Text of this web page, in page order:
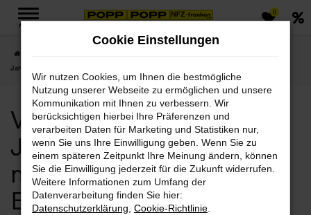
Zum
MENÜ
0
Jahreswagen Angebote mit Lieferservice nach Erfurt
Volvo Erfurt, Volvo V60
Jahreswagen Angebote
mit Lieferservice nach
Erfurt
Cookie Einstellungen
Wir nutzen Cookies, um Ihnen die bestmögliche
Nutzung unserer Webseite zu ermöglichen und unsere
Kommunikation mit Ihnen zu verbessern. Wir
berücksichtigen hierbei Ihre Präferenzen und
verarbeiten Daten für Marketing und Statistiken nur,
wenn Sie uns Ihre Einwilligung geben. Wenn Sie zu
einem späteren Zeitpunkt Ihre Meinung ändern, können
Sie die Einwilligung jederzeit für die Zukunft widerrufen.
Weitere Informationen zum Umfang der
Datenverarbeitung finden Sie hier:
Datenschutzerklärung Cookie-Richtlinie